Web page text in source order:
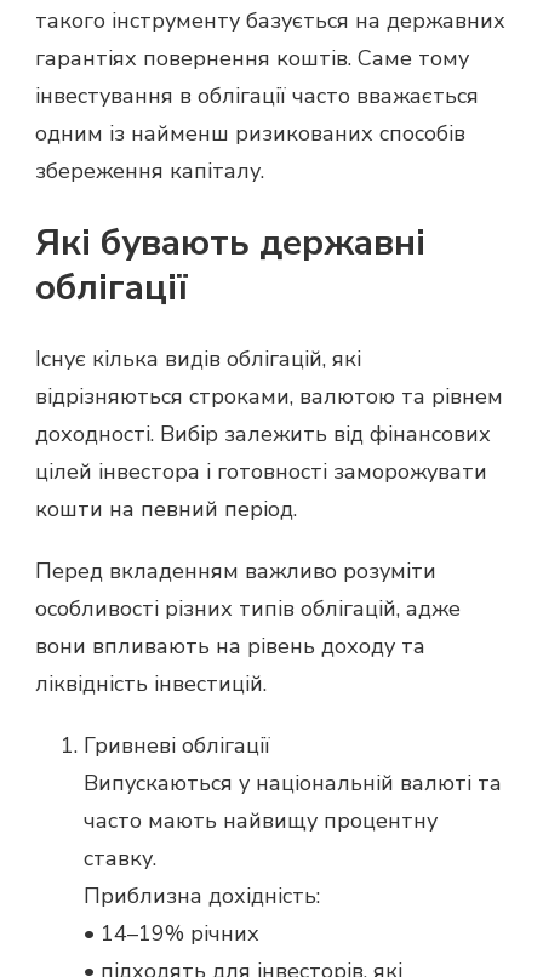
такого інструменту базується на державних
гарантіях повернення коштів. Саме тому
інвестування в облігації часто вважається
одним із найменш ризикованих способів
збереження капіталу.
Які бувають державні
облігації
Існує кілька видів облігацій, які
відрізняються строками, валютою та рівнем
доходності. Вибір залежить від фінансових
цілей інвестора і готовності заморожувати
кошти на певний період.
Перед вкладенням важливо розуміти
особливості різних типів облігацій, адже
вони впливають на рівень доходу та
ліквідність інвестицій.
Гривневі облігації
Випускаються у національній валюті та
часто мають найвищу процентну
ставку.
Приблизна дохідність:
• 14–19% річних